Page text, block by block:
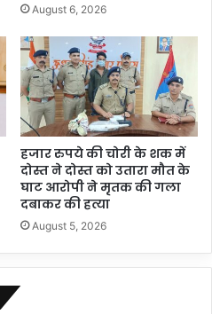
August 6, 2026
हजार रुपये की चोरी के शक में
दोस्त ने दोस्त को उतारा मौत के
घाट आरोपी ने मृतक की गला
दबाकर की हत्या
August 5, 2026